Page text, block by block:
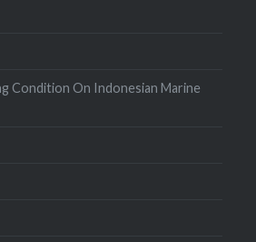
Condition On Indonesian Marine